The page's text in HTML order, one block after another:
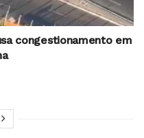
congestionamento em